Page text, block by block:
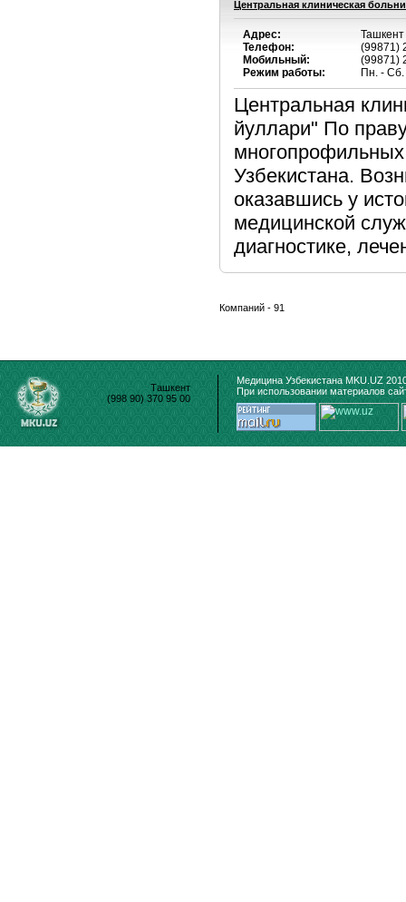
Центральная клиническая
Адрес:
Телефон:
Мобильный:
Режим работы:
Ташкент
(99871)
(99871)
Пн. - Сб.
Центральная
йуллари" По
Узбекистана.
оказавшись у
медицинской
диагностике,
Компаний - 91
Ташкент
(998 90) 370 95 00
Медицина Узбекистана MKU.UZ
При использовании материалов